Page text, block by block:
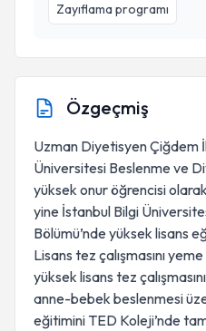
Zayıflama programı
Özgeçmiş
Uzman Diyetisyen Çiğdem
Üniversitesi Beslenme ve
yüksek onur öğrencisi
yine İstanbul Bilgi
Bölümü’nde yüksek lisans
Lisans tez çalışmasını
yüksek lisans tez
anne-bebek beslenmesi
eğitimini TED Koleji’nde